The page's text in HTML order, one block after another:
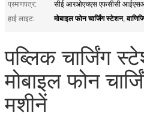
प्रमाणपत्र:
सीई आरओएचएस एफसीसी
हाई लाइट:
मोबाइल फोन चार्जिंग स्टेशन,
पब्लिक चार्जिंग
मोबाइल फोन
मशीनें